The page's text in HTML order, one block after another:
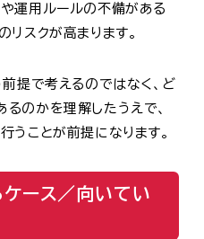
運用ルールの不備がある
リスクが高まります。
前提で考えるのではなく、ど
のかを理解したうえで、
うことが前提になります。
ース／向いてい